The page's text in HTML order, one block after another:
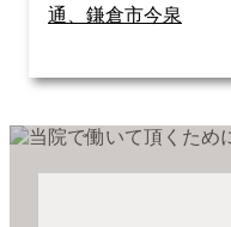
通、鎌倉市今泉